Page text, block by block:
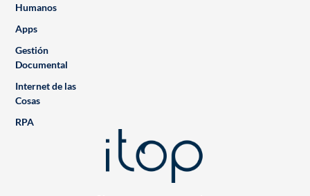
Humanos
Apps
Gestión
Documental
Internet de las
Cosas
RPA